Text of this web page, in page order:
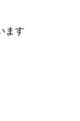
ます